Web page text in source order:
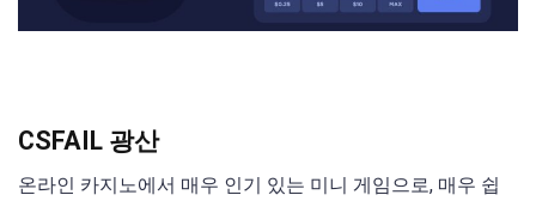
CSFAIL 광산
온라인 카지노에서 매우 인기 있는 미니 게임으로, 매우 쉽